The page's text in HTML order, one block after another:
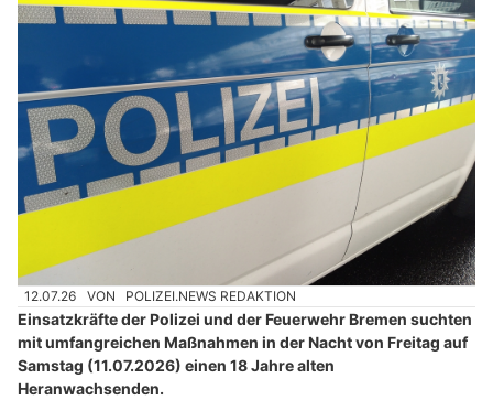
12.07.26 VON POLIZEI.NEWS REDAKTION
Einsatzkräfte der Polizei und der Feuerwehr Bremen suchten
mit umfangreichen Maßnahmen in der Nacht von Freitag auf
Samstag (11.07.2026) einen 18 Jahre alten
Heranwachsenden.